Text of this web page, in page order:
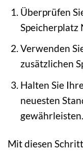
Überprüfen
Speicherplatz
Verwenden
zusätzlichen
Halten Sie
neuesten
gewährleisten.
Mit diesen